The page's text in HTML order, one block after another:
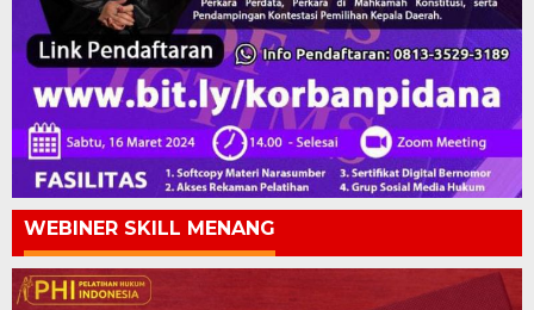
WEBINER SKILL MENANG